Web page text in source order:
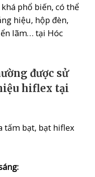
phổ biến, có thể
hiệu, hộp đèn,
lãm… tại Hóc
được sử
hiflex tại
tấm bạt, bạt hiflex